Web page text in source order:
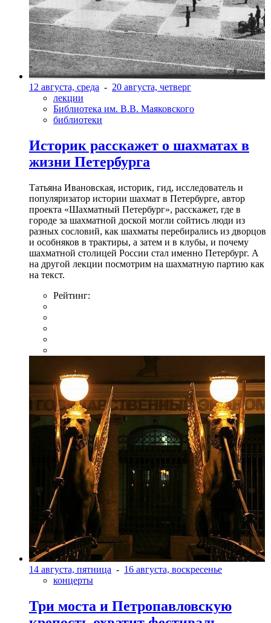
12 августа, среда - 20 августа, четверг
лекции
Библиотека им. В.В. Маяковского
библиотеки
Историк расскажет о шахматах в
жизни Петербурга
Татьяна Ивановская, историк, гид, исследователь и
популяризатор истории шахмат в Петербурге, автор
проекта «Шахматный Петербург», расскажет, где в
городе за шахматной доской могли сойтись люди из
разных сословий, как шахматы перебирались из дворцов
и особняков в трактиры, а затем и в клубы, и почему
шахматной столицей России стал именно Петербург. А
на другой лекции посмотрим на шахматную партию как
на текст.
Рейтинг:
14 августа, пятница - 16 августа, воскресенье
концерты
Три моста и Петропавловскую